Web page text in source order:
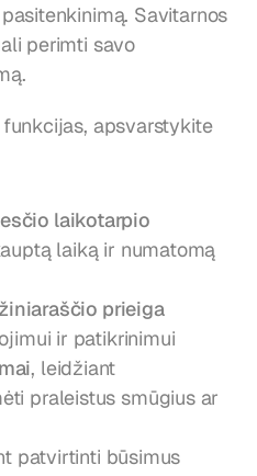
Savitarnos
perimti savo
apsvarstykite
laikotarpio
laiką ir numatomą
prieiga
ir patikrinimui
, leidžiant
praleistus smūgius ar
patvirtinti būsimus